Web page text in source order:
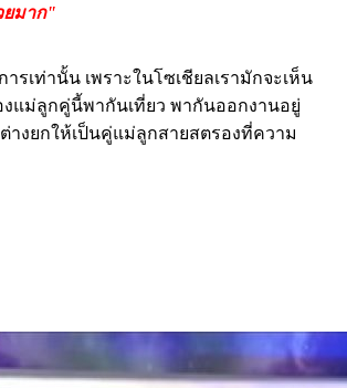
ยมาก"
รเท่านั้น เพราะในโซเชียลเรามักจะเห็น
แม่ลูกคู่นี้พากันเที่ยว พากันออกงานอยู่
างยกให้เป็นคู่แม่ลูกสายสตรองที่ความ